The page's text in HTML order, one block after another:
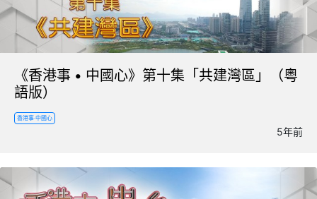
《香港事 • 中國心》第十集「共建灣區」（粵
語版）
香港事·中國心
5年前